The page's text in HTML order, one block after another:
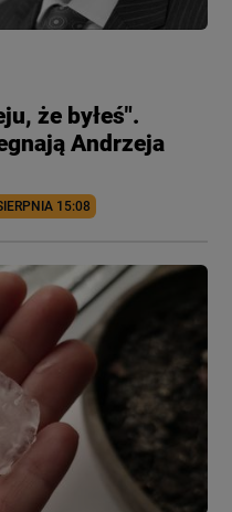
że byłeś".
Andrzeja
15:08